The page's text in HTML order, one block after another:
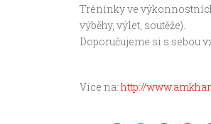
Tréninky ve
výběhy, výlet, soutěže).
Doporučujeme si s sebou
Více na: http://